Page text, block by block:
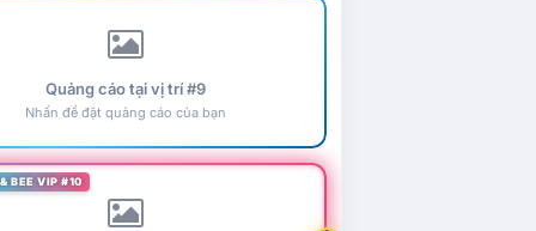
Quảng cáo tại vị trí #9
Nhấn để đặt quảng cáo của bạn
BEE VIP #10